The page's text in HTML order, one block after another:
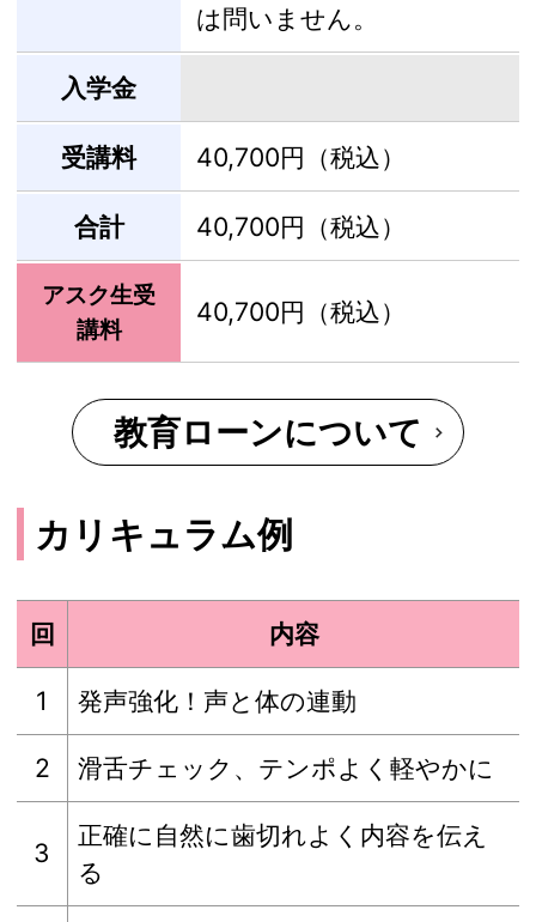
は問いません。
入学金
受講料 40,700円（税込）
合計 40,700円（税込）
アスク生受
講料
40,700円（税込）
教育ローンについて
カリキュラム例
回 内容
1 発声強化！声と体の連動
2 滑舌チェック、テンポよく軽やかに
3
正確に自然に歯切れよく内容を伝え
る